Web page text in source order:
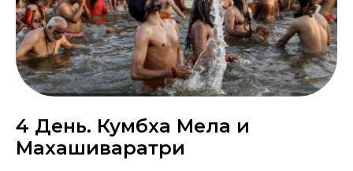
4 День. Кумбха Мела и
Махашиваратри